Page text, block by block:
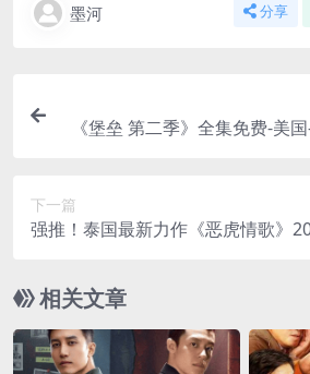
墨河 分享
《堡垒 第二季》全集免费-美
下一篇
强推！泰国最新力作《恶虎情歌》
相关文章